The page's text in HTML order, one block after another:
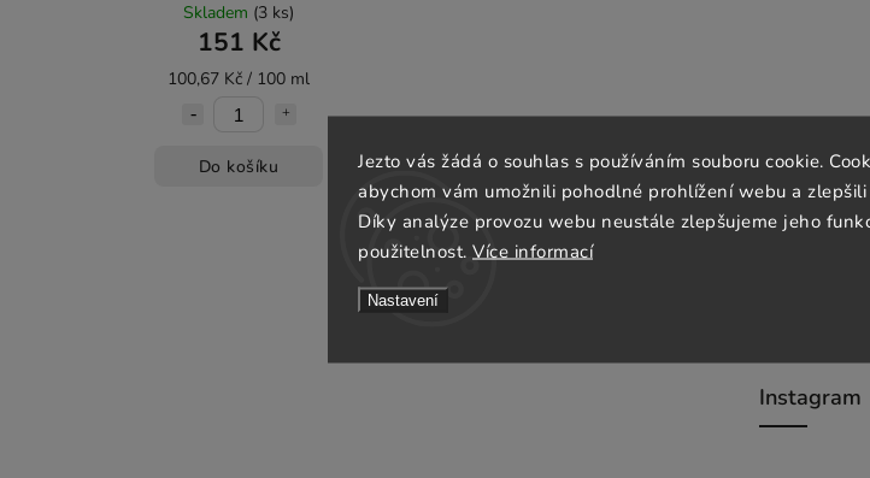
Jezto vás žádá o souhlas s používáním souboru cookie.
abychom vám umožnili pohodlné prohlížení webu a
Díky analýze provozu webu neustále zlepšujeme jeho
použitelnost. Více informací
Nastavení
Skladem (3 ks)
151 Kč
100,67 Kč / 100 ml
Do košíku
Instagram